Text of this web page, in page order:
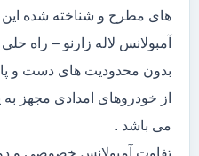
های مطرح و شناخته شده این
آمبولانس لاله زارنو – راه
بدون محدودیت های دست و
از خودروهای امدادی مجهز
می باشد .
تفاوت آمبولانس خصوصی و